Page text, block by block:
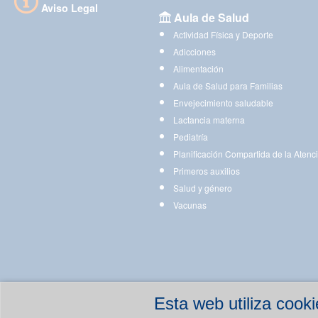
Esta web utiliza
Aviso Legal
Aula de Salud
Actividad Física y Deporte
Adicciones
Alimentación
Aula de Salud para Familias
Envejecimiento saludable
Lactancia materna
Pediatría
Planificación Compartida de la
Primeros auxilios
Salud y género
Vacunas